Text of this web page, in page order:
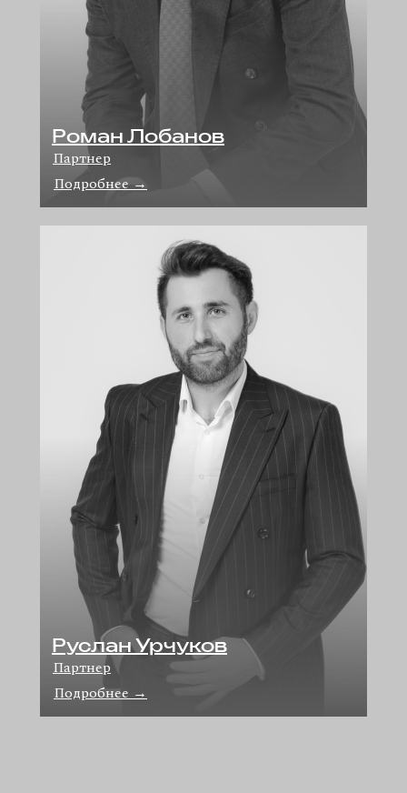
Роман Лобанов
Партнер
Подробнее→
Руслан Урчуков
Партнер
Подробнее→